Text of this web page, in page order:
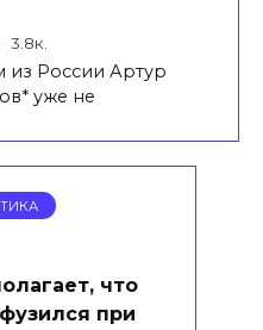
3.8к.
из России Артур
уже не
что
при